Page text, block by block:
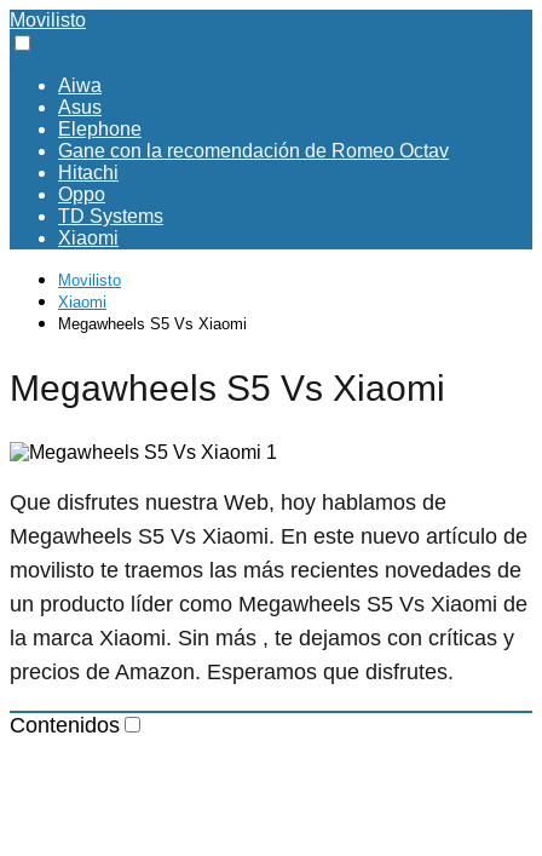
Movilisto
Aiwa
Asus
Elephone
Gane con la recomendación de Romeo Octav
Hitachi
Oppo
TD Systems
Xiaomi
Movilisto
Xiaomi
Megawheels S5 Vs Xiaomi
Megawheels S5 Vs Xiaomi
Que disfrutes nuestra Web, hoy hablamos de
Megawheels S5 Vs Xiaomi. En este nuevo artículo de
movilisto te traemos las más recientes novedades de
un producto líder como Megawheels S5 Vs Xiaomi de
la marca Xiaomi. Sin más , te dejamos con críticas y
precios de Amazon. Esperamos que disfrutes.
Contenidos